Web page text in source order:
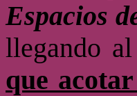
Espacios
llegando
que